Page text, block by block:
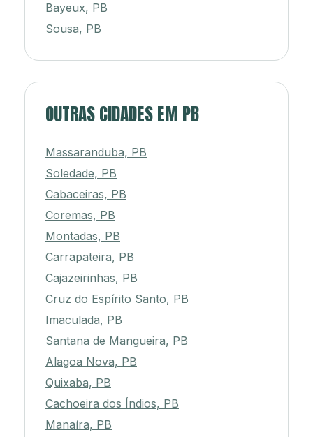
Bayeux, PB
Sousa, PB
OUTRAS CIDADES EM PB
Massaranduba, PB
Soledade, PB
Cabaceiras, PB
Coremas, PB
Montadas, PB
Carrapateira, PB
Cajazeirinhas, PB
Cruz do Espírito Santo, PB
Imaculada, PB
Santana de Mangueira, PB
Alagoa Nova, PB
Quixaba, PB
Cachoeira dos Índios, PB
Manaíra, PB